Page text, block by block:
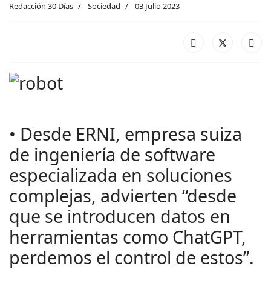
Redacción 30 Días Sociedad 03 Julio 2023
• Desde ERNI, empresa suiza
de ingeniería de software
especializada en soluciones
complejas, advierten “desde
que se introducen datos en
herramientas como ChatGPT,
perdemos el control de estos”.